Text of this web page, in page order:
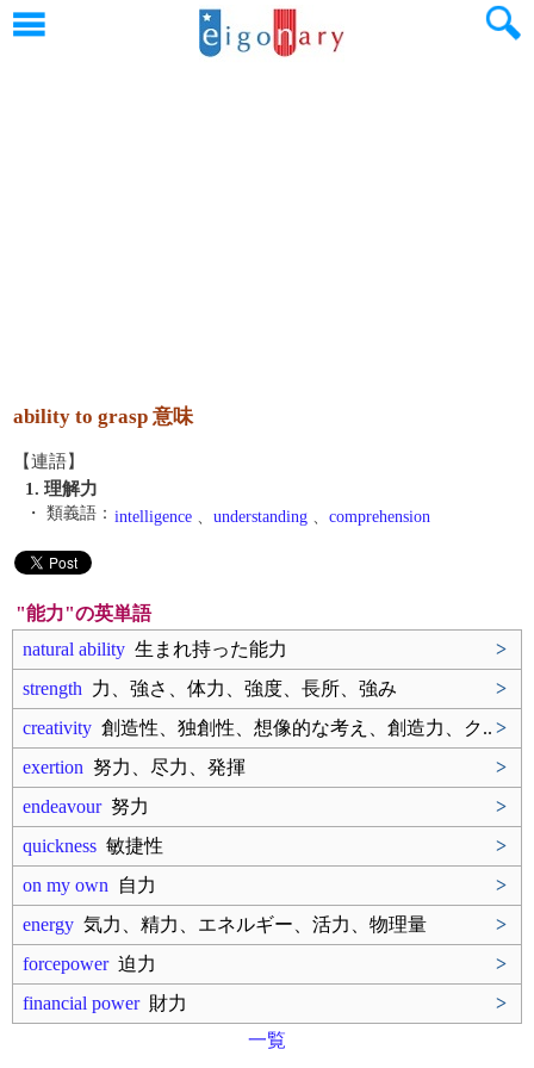
ability to grasp 意味
【連語】
1. 理解力
・ 類義語： intelligence 、 understanding 、 comprehension
"能力"の英単語
natural ability 生まれ持った能力
>
strength 力、強さ、体力、強度、長所、強み
>
creativity 創造性、独創性、想像的な考え、創造力、ク.. >
exertion 努力、尽力、発揮
>
endeavour努力
>
quickness 敏捷性
>
on my own 自力
>
energy 気力、精力、エネルギー、活力、物理量
>
forcepower迫力
>
financial power財力
>
一覧